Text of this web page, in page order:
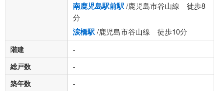
南鹿児島駅前駅/鹿児島市谷山線 徒歩8
分
涙橋駅/鹿児島市谷山線 徒歩10分
階建
-
総戸数
-
築年数
-